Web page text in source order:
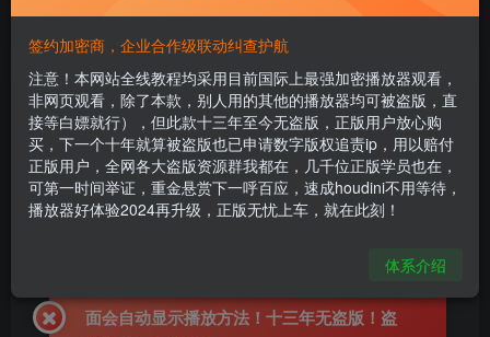
《Houdini Vellum布料篇全解析》—— 宇宙最快
入门系列⑤
houdini666
2年前更新
关注 私信
面会自动显示播放方法！十三年无盗版！盗
签约加密商，企业合作级联动纠查护航
注意！本网站全线教程均采用目前国际上最强加密播放器观看，
非网页观看，除了本款，别人用的其他的播放器均可被盗版，直
接等白嫖就行），但此款十三年至今无盗版，正版用户放心购
买，下一个十年就算被盗版也已申请数字版权追责ip，用以赔付
正版用户，全网各大盗版资源群我都在，几千位正版学员也在，
可第一时间举证，重金悬赏下一呼百应，速成houdini不用等待，
播放器好体验2024再升级，正版无忧上车，就在此刻！
体系介绍